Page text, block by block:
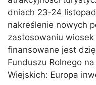
dniach 23-24
nakreślenie nowych
zastosowaniu
finansowane jest
Funduszu Rolnego
Wiejskich: Europa